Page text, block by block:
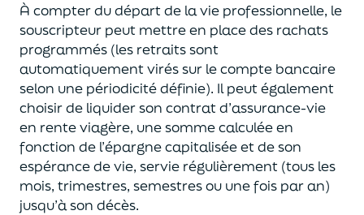
À compter du départ de la vie professionnelle, le
souscripteur peut mettre en place des rachats
programmés (les retraits sont
automatiquement virés sur le compte bancaire
selon une périodicité définie). Il peut également
choisirde liquider son contrat d’assurance-vie
en rente viagère, une somme calculée en
fonction de l’épargne capitalisée et deson
espérance de vie, servie régulièrement (tous les
mois, trimestres, semestres ou une fois par an)
jusqu’à son décès.